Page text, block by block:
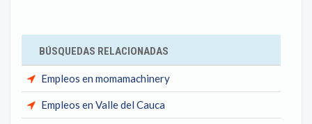
BÚSQUEDAS RELACIONADAS
Empleos en momamachinery
Empleos en Valle del Cauca